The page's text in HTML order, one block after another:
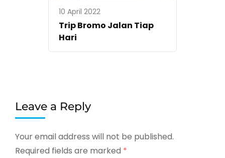
10 April 2022
Trip Bromo Jalan Tiap
Hari
Leave a Reply
Your email address will not be published.
Required fields are marked *